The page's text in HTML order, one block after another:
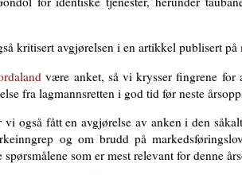
kritisert avgjørelsen i en artikkel publisert på
være anket, så vi krysser fingrene
fra lagmannsretten i god tid før neste
også fått en avgjørelse av anken i den
og om brudd på
som er mest relevant for denne